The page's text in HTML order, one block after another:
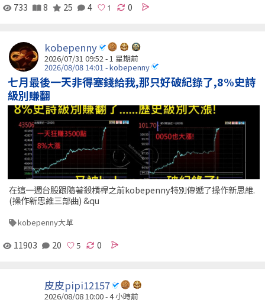
733
8 25 4 0
kobepenny
2026/07/31 09:52 - 1 星期前
2026/08/08 14:01 - kobepenny
七月最後一天非得塞錢給我,那只好破紀錄了,8%史詩
級別賺翻
在這一週台股跟隨著殺槓桿之前kobepenny特別傳遞了操作新思維.
(操作新思維三部曲) &qu
kobepenny大單
11903 20 0
皮皮pipi12157
2026/08/08 10:00 -4 小時前